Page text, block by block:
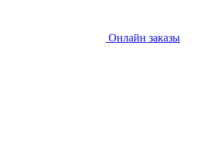
Онлайн заказы